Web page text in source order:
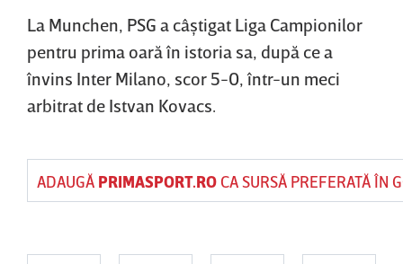
La Munchen, PSG a câştigat Liga Campionilor
pentru prima oară în istoria sa, după ce a
învins Inter Milano, scor 5-0, într-un meci
arbitrat de Istvan Kovacs.
ADAUGĂ PRIMASPORT.ROCA SURSĂ PREFERATĂ ÎN